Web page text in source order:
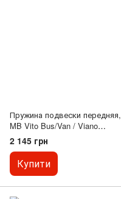
Пружина подвески передняя,
MB Vito Bus/Van / Viano
2,0/2,2/3,0 CDI 9/10-14
2 145 грн
Купити